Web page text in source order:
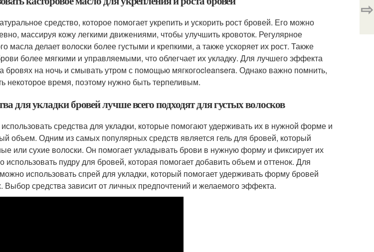
средство, которое помогает укрепить и ускорить рост бровей. Его можно
массируя кожу легкими движениями, чтобы улучшить кровоток. Регулярное
масла делает волоски более густыми и крепкими, а также ускоряет их рост. Также
более мягкими и управляемыми, что облегчает их укладку. Для лучшего эффекта
бровях на ночь и смывать утром с помощью мягкогоcleansera. Однако важно помнить,
некоторое время, поэтому нужно быть терпеливым.
для укладки бровей лучше всего подходят для густых волосков
средства для укладки, которые помогают удерживать их в нужной форме и
объем. Одним из самых популярных средств является гель для бровей, который
или сухие волоски. Он помогает укладывать брови в нужную форму и фиксирует их
пудру для бровей, которая помогает добавить объем и оттенок. Для
использовать спрей для укладки, который помогает удерживать форму бровей
средства зависит от личных предпочтений и желаемого эффекта.
⇨